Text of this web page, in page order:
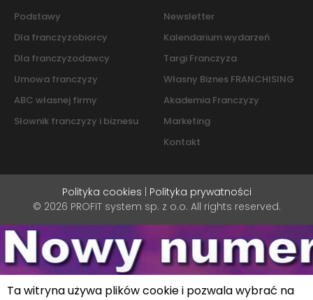
Podstawy
Dla franczyzobiorcy
Dla franczyzodawcy
Umowa franczyzy
ABC własnej firmy
Słownik franczyzy i biznesu
Newsletter
Kalendarium wydarzeń
Targi Franczyza
Własny Biznes FRANCHISING
Akademia Franczyzy
Marketing
Kontakt
Polityka cookies
Polityka prywatności
© 2026 PROFIT system sp. z o.o. All rights reserved.
Ta witryna używa plików cookie i pozwala wybrać na